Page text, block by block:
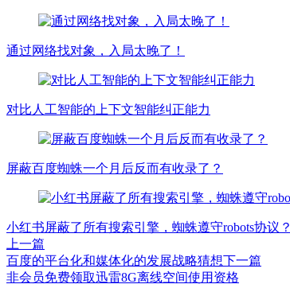
通过网络找对象，入局太晚了！
对比人工智能的上下文智能纠正能力
屏蔽百度蜘蛛一个月后反而有收录了？
小红书屏蔽了所有搜索引擎，蜘蛛遵守robots协议？
上一篇
百度的平台化和媒体化的发展战略猜想 下一篇
非会员免费领取迅雷8G离线空间使用资格